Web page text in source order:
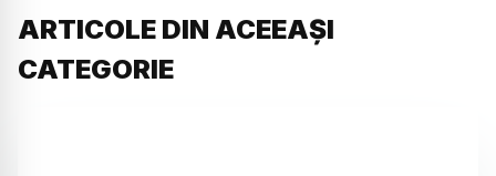
ARTICOLE DIN ACEEAȘI
CATEGORIE